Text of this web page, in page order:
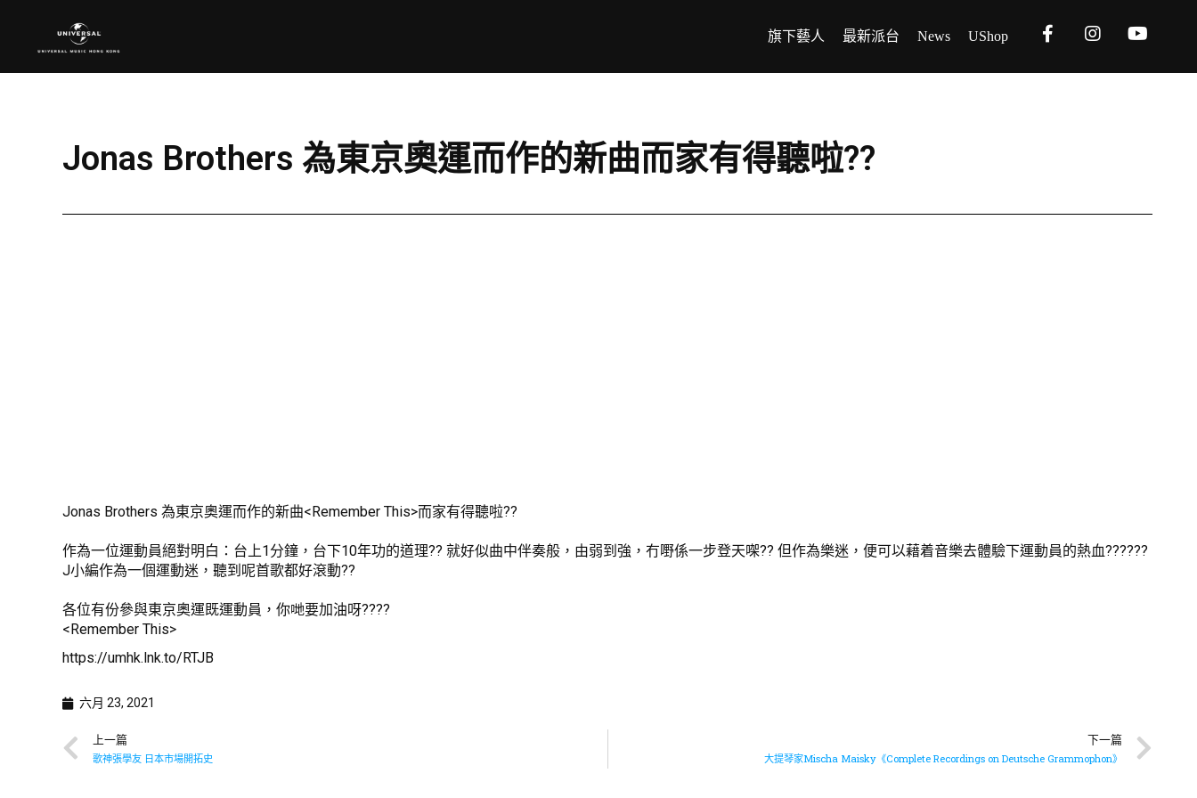
旗下藝人 最新派台 News UShop
Jonas Brothers 為東京奧運而作的新曲而家有得聽啦??
Jonas Brothers 為東京奧運而作的新曲<Remember This>而家有得聽啦??
作為一位運動員絕對明白：台上1分鐘，台下10年功的道理?? 就好似曲中伴奏般，由弱到強，冇嘢係一步登天㗎?? 但作為樂迷，便可以藉着音樂去體驗下運動員的熱血??????
J小編作為一個運動迷，聽到呢首歌都好滾動??
各位有份參與東京奧運既運動員，你哋要加油呀????
<Remember This>
https://umhk.lnk.to/RTJB
六月 23, 2021
上一篇
歌神張學友 日本市場開拓史
下一篇
大提琴家Mischa Maisky《Complete Recordings on Deutsche Grammophon》